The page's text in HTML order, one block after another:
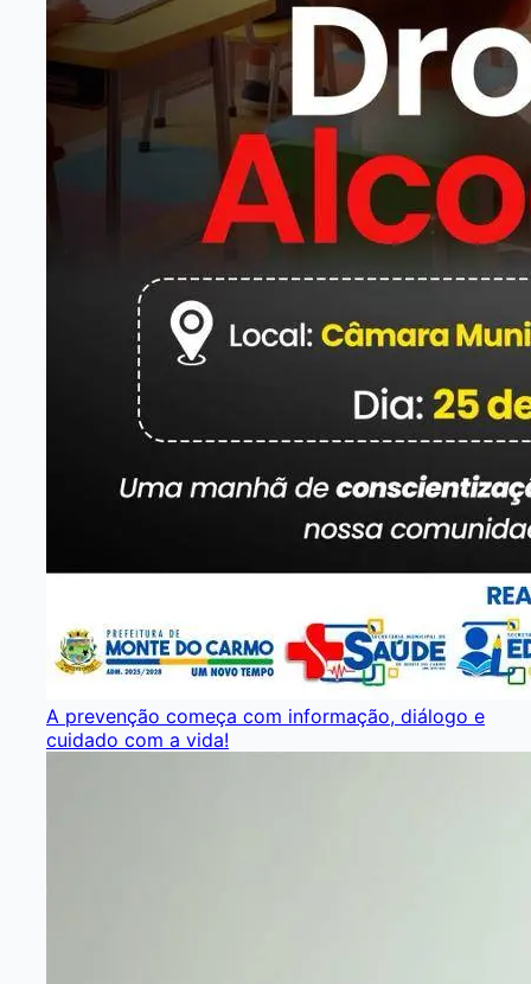
A prevenção começa com informação, diálogo e
cuidado com a vida!